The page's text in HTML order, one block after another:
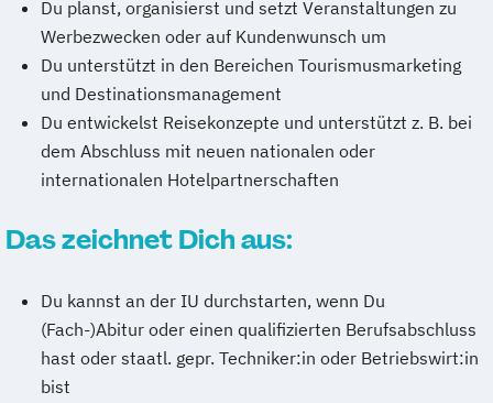
Du planst, organisierst und setzt Veranstaltungen zu
Werbezwecken oder auf Kundenwunsch um
Du unterstützt in den Bereichen Tourismusmarketing
und Destinationsmanagement
Du entwickelst Reisekonzepte und unterstützt z. B. bei
dem Abschluss mit neuen nationalen oder
internationalen Hotelpartnerschaften
Das zeichnet Dich aus:
Du kannst an der IU durchstarten, wenn Du
(Fach-)Abitur oder einen qualifizierten Berufsabschluss
hast oder staatl. gepr. Techniker:in oder Betriebswirt:in
bist